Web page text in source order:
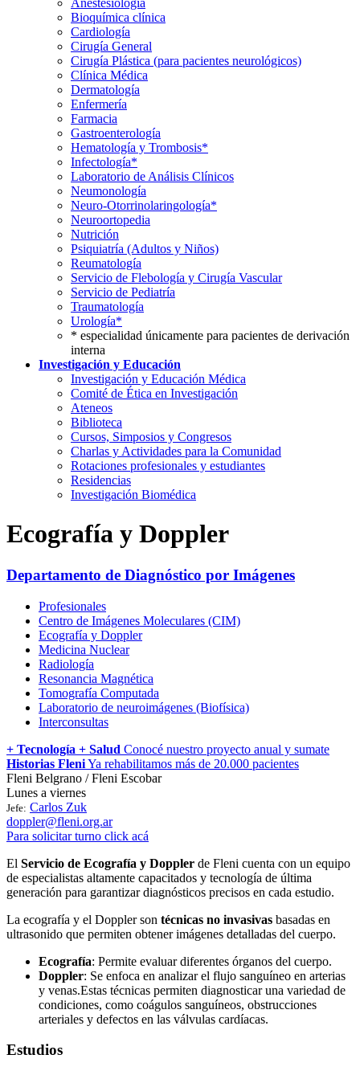
Anestesiología
Bioquímica clínica
Cardiología
Cirugía General
Cirugía Plástica (para pacientes neurológicos)
Clínica Médica
Dermatología
Enfermería
Farmacia
Gastroenterología
Hematología y Trombosis*
Infectología*
Laboratorio de Análisis Clínicos
Neumonología
Neuro-Otorrinolaringología*
Neuroortopedia
Nutrición
Psiquiatría (Adultos y Niños)
Reumatología
Servicio de Flebología y Cirugía Vascular
Servicio de Pediatría
Traumatología
Urología*
* especialidad únicamente para pacientes de derivación
interna
Investigación y Educación
Investigación y Educación Médica
Comité de Ética en Investigación
Ateneos
Biblioteca
Cursos, Simposios y Congresos
Charlas y Actividades para la Comunidad
Rotaciones profesionales y estudiantes
Residencias
Investigación Biomédica
Ecografía y Doppler
Departamento de Diagnóstico por Imágenes
Profesionales
Centro de Imágenes Moleculares (CIM)
Ecografía y Doppler
Medicina Nuclear
Radiología
Resonancia Magnética
Tomografía Computada
Laboratorio de neuroimágenes (Biofísica)
Interconsultas
+ Tecnología + Salud Conocé nuestro proyecto anual y sumate
Historias FleniYa rehabilitamos más de 20.000 pacientes
Fleni Belgrano / Fleni Escobar
Lunes a viernes
Jefe: Carlos Zuk
doppler@fleni.org.ar
Para solicitar turno click acá
El Servicio de Ecografía y Doppler de Fleni cuenta con un equipo
de especialistas altamente capacitados y tecnología de última
generación para garantizar diagnósticos precisos en cada estudio.
La ecografía y el Doppler son técnicas no invasivas basadas en
ultrasonido que permiten obtener imágenes detalladas del cuerpo.
Ecografía: Permite evaluar diferentes órganos del cuerpo.
Doppler: Se enfoca en analizar el flujo sanguíneo en arterias
y venas.Estas técnicas permiten diagnosticar una variedad de
condiciones, como coágulos sanguíneos, obstrucciones
arteriales y defectos en las válvulas cardíacas.
Estudios